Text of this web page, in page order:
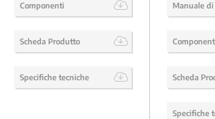
Componenti
Scheda Produtto
Specifiche tecniche
Manuale
Scheda
Specifiche